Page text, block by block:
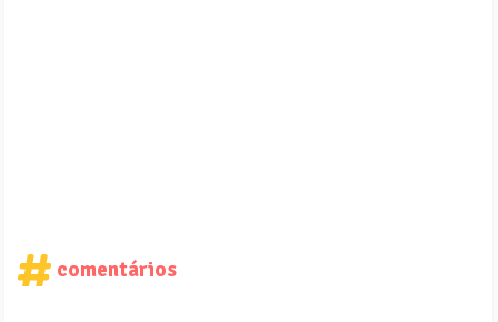
comentários